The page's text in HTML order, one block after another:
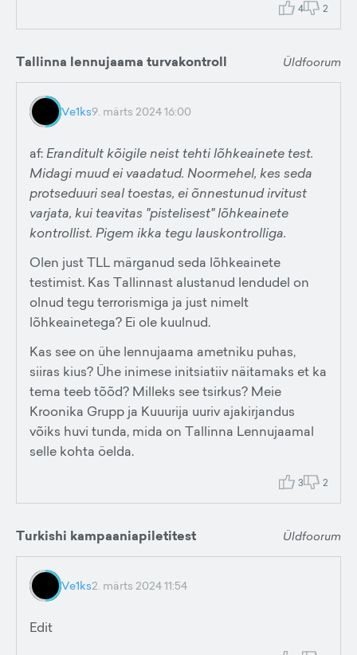
4 2
Tallinna lennujaama turvakontroll Üldfoorum
Ve1ks9. märts 2024 16:00
af:Eranditult kõigile neist tehti lõhkeainete test.
Midagi muud ei vaadatud. Noormehel, kes seda
protseduuri seal toestas, ei õnnestunud irvitust
varjata, kui teavitas "pistelisest" lõhkeainete
kontrollist. Pigem ikka tegu lauskontrolliga.
Olen just TLL märganud seda lõhkeainete
testimist. Kas Tallinnast alustanud lendudel on
olnud tegu terrorismiga ja just nimelt
lõhkeainetega? Ei ole kuulnud.
Kas see on ühe lennujaama ametniku puhas,
siiras kius? Ühe inimese initsiatiiv näitamaks et ka
tema teeb tõõd? Milleks see tsirkus? Meie
Kroonika Grupp ja Kuuurija uuriv ajakirjandus
võiks huvi tunda, mida on Tallinna Lennujaamal
selle kohta öelda.
3 2
Turkishi kampaaniapiletitest Üldfoorum
Ve1ks2. märts 2024 11:54
Edit